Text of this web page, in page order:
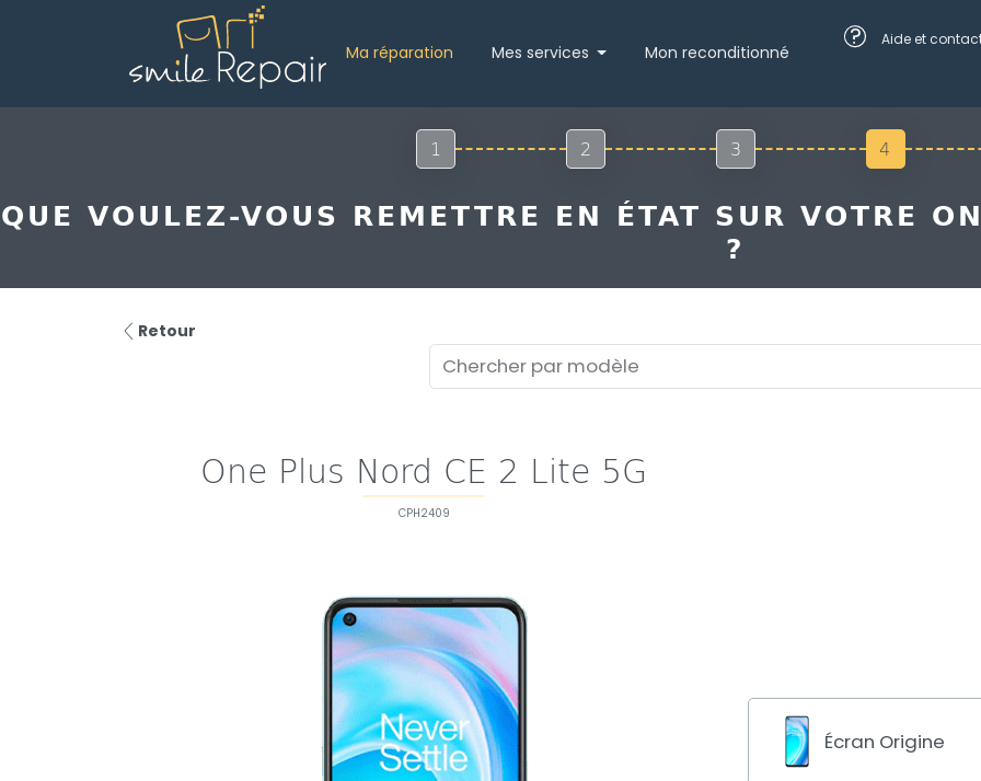
Ma réparation Mes services Mon reconditionné
? Aide et
1 2 3 4
QUE VOULEZ-VOUS REMETTRE EN ÉTAT SUR VOTRE
?
Retour
One Plus Nord CE 2 Lite 5G
CPH2409
Écran Origine